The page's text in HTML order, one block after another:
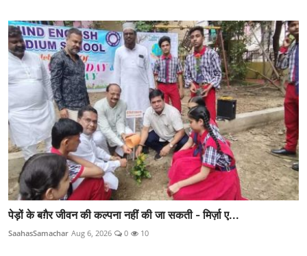
पेड़ों के बग़ैर जीवन की कल्पना नहीं की जा सकती - मिर्ज़ा ए...
SaahasSamachar Aug 6, 2026 0 10